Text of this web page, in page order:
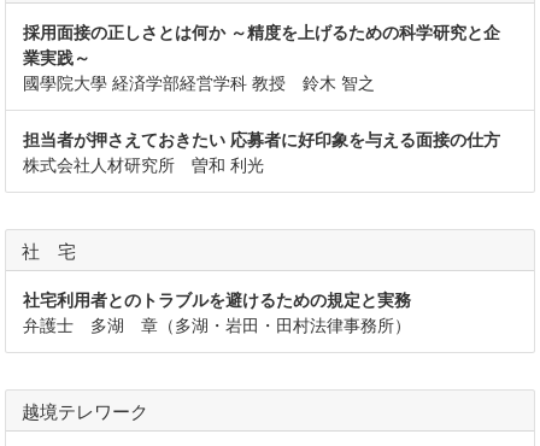
採用面接の正しさとは何か ～精度を上げるための科学研究と企
業実践～
國學院大學 経済学部経営学科 教授 鈴木 智之
担当者が押さえておきたい 応募者に好印象を与える面接の仕方
株式会社人材研究所 曽和 利光
社 宅
社宅利用者とのトラブルを避けるための規定と実務
弁護士 多湖 章（多湖・岩田・田村法律事務所）
越境テレワーク